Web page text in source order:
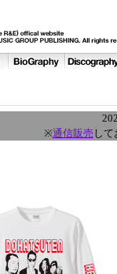
※通信販売 し